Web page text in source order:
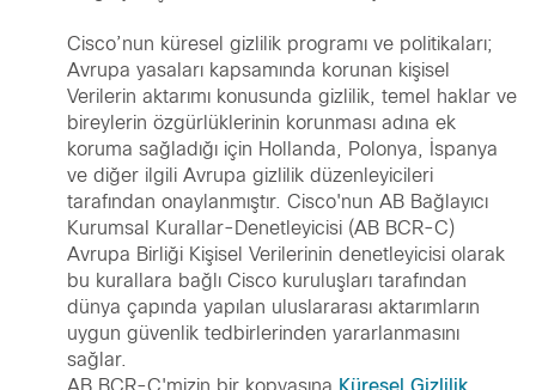
Cisco’nun küresel gizlilik programı ve politikaları;
Avrupa yasaları kapsamında korunan kişisel
Verilerin aktarımı konusunda gizlilik, temel haklar ve
bireylerin özgürlüklerinin korunması adına ek
koruma sağladığı için Hollanda, Polonya, İspanya
ve diğer ilgili Avrupa gizlilik düzenleyicileri
tarafından onaylanmıştır. Cisco'nun AB Bağlayıcı
Kurumsal Kurallar-Denetleyicisi (AB BCR-C)
Avrupa Birliği Kişisel Verilerinin denetleyicisi olarak
bu kurallara bağlı Cisco kuruluşları tarafından
dünya çapında yapılan uluslararası aktarımların
uygun güvenlik tedbirlerinden yararlanmasını
sağlar.